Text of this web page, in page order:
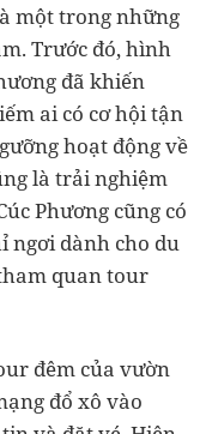
một trong những
Trước đó, hình
đã khiến
ai có cơ hội tận
hoạt động về
là trải nghiệm
Phương cũng có
ngơi dành cho du
quan tour
đêm của vườn
đổ xô vào